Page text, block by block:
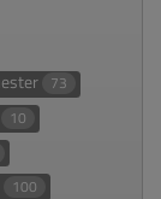
73
10
100